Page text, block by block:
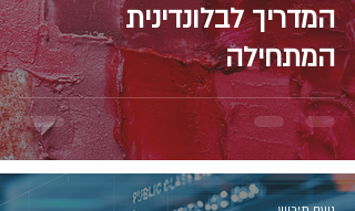
המדריך לבלונדינית
המתחילה